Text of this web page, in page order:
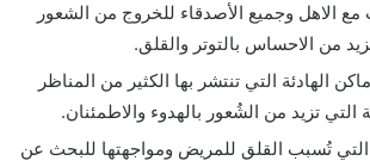
مع الاهل وجميع الأصدقاء للخروج من الشعور
من الاحساس بالتوتر والقلق.
الهادئة التي تنتشر بها الكثير من المناظر
التي تزيد من الشُعور بالهدوء والاطمئنان.
التي تُسبب القلق للمريض ومواجهتها للبحث عن